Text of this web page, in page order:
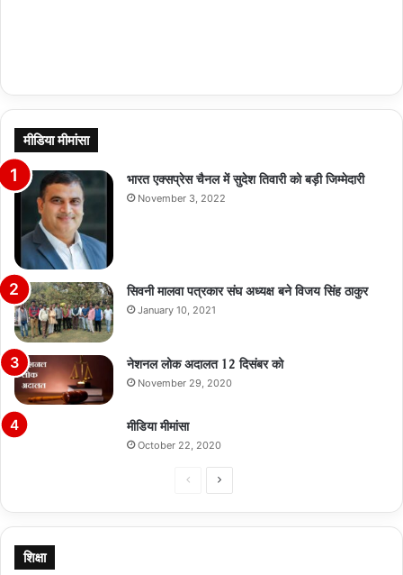
मीडिया मीमांसा
भारत एक्सप्रेस चैनल में सुदेश तिवारी को बड़ी जिम्मेदारी
November 3, 2022
सिवनी मालवा पत्रकार संघ अध्यक्ष बने विजय सिंह ठाकुर
January 10, 2021
नेशनल लोक अदालत 12 दिसंबर को
November 29, 2020
मीडिया मीमांसा
October 22, 2020
PreviousNext
शिक्षा